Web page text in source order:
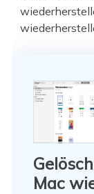
Mac